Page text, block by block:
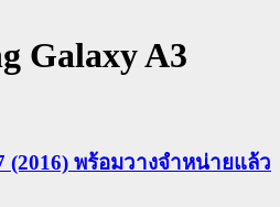
Galaxy A3
(2016) พร้อมวางจำหน่ายแล้ว